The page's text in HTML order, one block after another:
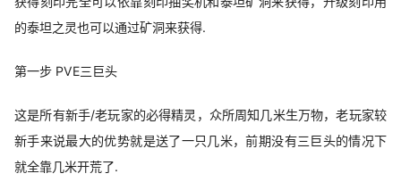
的泰坦之灵也可以通过矿洞来获得.
第一步 PVE三巨头
这是所有新手/老玩家的必得精灵，众所周知几米生万物，老玩家较
新手来说最大的优势就是送了一只几米，前期没有三巨头的情况下
就全靠几米开荒了.